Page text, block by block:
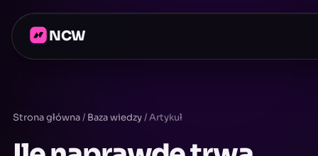
NCW
Strona główna/ Baza wiedzy/Artykuł